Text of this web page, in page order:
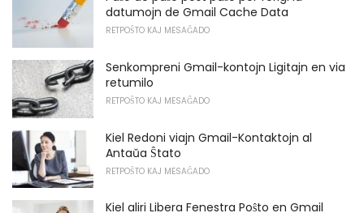
datumojn de Gmail Cache Data
RETPOŜTO KAJ MESAĜADO
Senkompreni Gmail-kontojn Ligitajn en via
retumilo
RETPOŜTO KAJ MESAĜADO
Kiel Redoni viajn Gmail-Kontaktojn al
Antaŭa Ŝtato
RETPOŜTO KAJ MESAĜADO
Kiel aliri Libera Fenestra Poŝto en Gmail